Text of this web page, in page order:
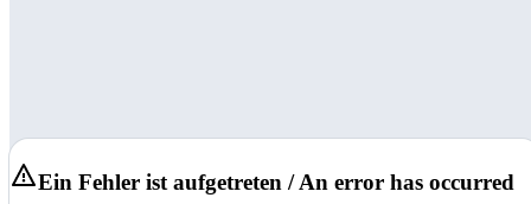
Ein Fehler ist aufgetreten / An error has occurred